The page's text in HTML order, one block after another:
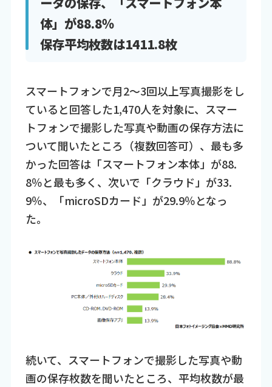
体」が88.8％
保存平均枚数は1411.8枚
スマートフォンで月2～3回以上写真撮影をし
ていると回答した1,470人を対象に、スマー
トフォンで撮影した写真や動画の保存方法に
ついて聞いたところ（複数回答可）、最も多
かった回答は「スマートフォン本体」が88.
8％と最も多く、次いで「クラウド」が33.
9％、「microSDカード」が29.9％となっ
た。
続いて、スマートフォンで撮影した写真や動
画の保存枚数を聞いたところ、平均枚数が最